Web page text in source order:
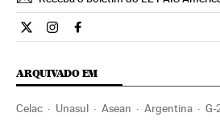
Opiniao El País Brasil en Twitter
Opiniao El País Brasil en
Opiniao El País Brasil en
ARQUIVADO EM
Celac Unasul Asean Argentina G-